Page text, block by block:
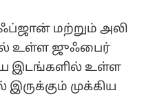
மற்றும் அலி
உள்ள ஜுஃபைர்
இடங்களில் உள்ள
முக்கிய